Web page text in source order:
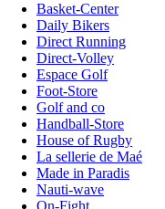
Basket-Center
Daily Bikers
Direct Running
Direct-Volley
Espace Golf
Foot-Store
Golf and co
Handball-Store
House of Rugby
La sellerie de Maé
Made in Paradis
Nauti-wave